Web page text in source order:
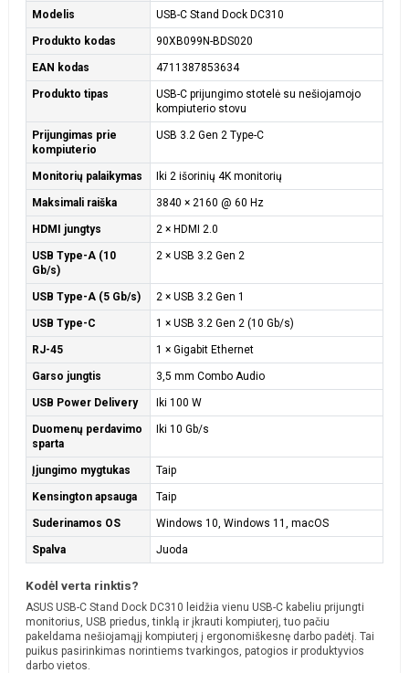
Modelis USB-C Stand Dock DC310
Produkto kodas 90XB099N-BDS020
EAN kodas 4711387853634
Produkto tipas
USB-C prijungimo stotelė su nešiojamojo
kompiuterio stovu
Prijungimas prie
kompiuterio
USB 3.2 Gen 2 Type-C
Monitorių palaikymas Iki 2 išorinių 4K monitorių
Maksimali raiška 3840 × 2160 @ 60 Hz
HDMI jungtys 2 × HDMI 2.0
USB Type-A (10
Gb/s)
2 × USB 3.2 Gen 2
USB Type-A (5 Gb/s) 2 × USB 3.2 Gen 1
USB Type-C 1 × USB 3.2 Gen 2 (10 Gb/s)
RJ-45 1 × Gigabit Ethernet
Garso jungtis 3,5 mm Combo Audio
USB Power Delivery Iki 100 W
Duomenų perdavimo
sparta
Iki 10 Gb/s
Įjungimo mygtukas Taip
Kensington apsauga Taip
Suderinamos OS Windows 10, Windows 11, macOS
Spalva Juoda
Kodėl verta rinktis?
ASUS USB-C Stand Dock DC310 leidžia vienu USB-C kabeliu prijungti
monitorius, USB priedus, tinklą ir įkrauti kompiuterį, tuo pačiu
pakeldama nešiojamąjį kompiuterį į ergonomiškesnę darbo padėtį. Tai
puikus pasirinkimas norintiems tvarkingos, patogios ir produktyvios
darbo vietos.